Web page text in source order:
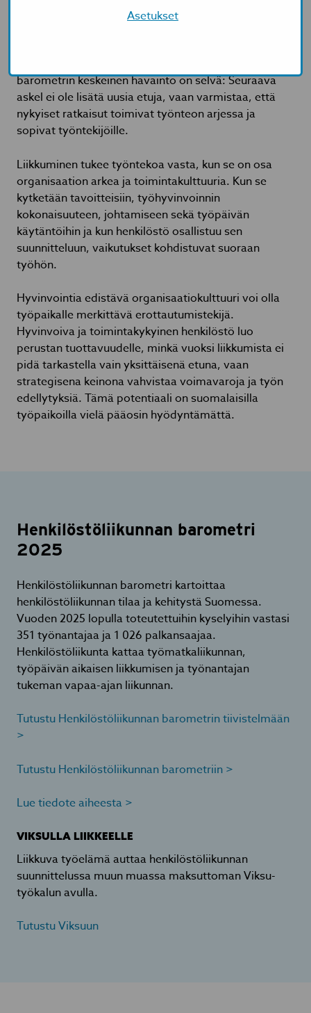
Asetukset
barometrin keskeinen havainto on selvä: Seuraava
askel ei ole lisätä uusia etuja, vaan varmistaa, että
nykyiset ratkaisut toimivat työnteon arjessa ja
sopivat työntekijöille.
Liikkuminen tukee työntekoa vasta, kun se on osa
organisaation arkea ja toimintakulttuuria. Kun se
kytketään tavoitteisiin, työhyvinvoinnin
kokonaisuuteen, johtamiseen sekä työpäivän
käytäntöihin ja kun henkilöstö osallistuu sen
suunnitteluun, vaikutukset kohdistuvat suoraan
työhön.
Hyvinvointia edistävä organisaatiokulttuuri voi olla
työpaikalle merkittävä erottautumistekijä.
Hyvinvoiva ja toimintakykyinen henkilöstö luo
perustan tuottavuudelle, minkä vuoksi liikkumista ei
pidä tarkastella vain yksittäisenä etuna, vaan
strategisena keinona vahvistaa voimavaroja ja työn
edellytyksiä. Tämä potentiaali on suomalaisilla
työpaikoilla vielä pääosin hyödyntämättä.
Henkilöstöliikunnan barometri
2025
Henkilöstöliikunnan barometri kartoittaa
henkilöstöliikunnan tilaa ja kehitystä Suomessa.
Vuoden 2025 lopulla toteutettuihin kyselyihin vastasi
351 työnantajaa ja 1 026 palkansaajaa.
Henkilöstöliikunta kattaa työmatkaliikunnan,
työpäivän aikaisen liikkumisen ja työnantajan
tukeman vapaa-ajan liikunnan.
Tutustu Henkilöstöliikunnan barometrin tiivistelmään
>
Tutustu Henkilöstöliikunnan barometriin >
Lue tiedote aiheesta >
VIKSULLA LIIKKEELLE
Liikkuva työelämä auttaa henkilöstöliikunnan
suunnittelussa muun muassa maksuttoman Viksu-
työkalun avulla.
Tutustu Viksuun